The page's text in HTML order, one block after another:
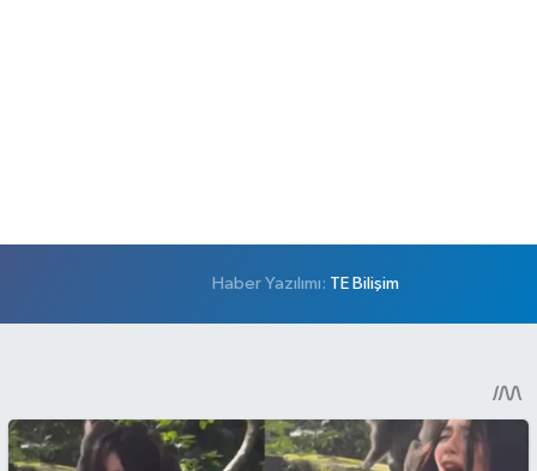
Haber Yazılımı: TE Bilişim